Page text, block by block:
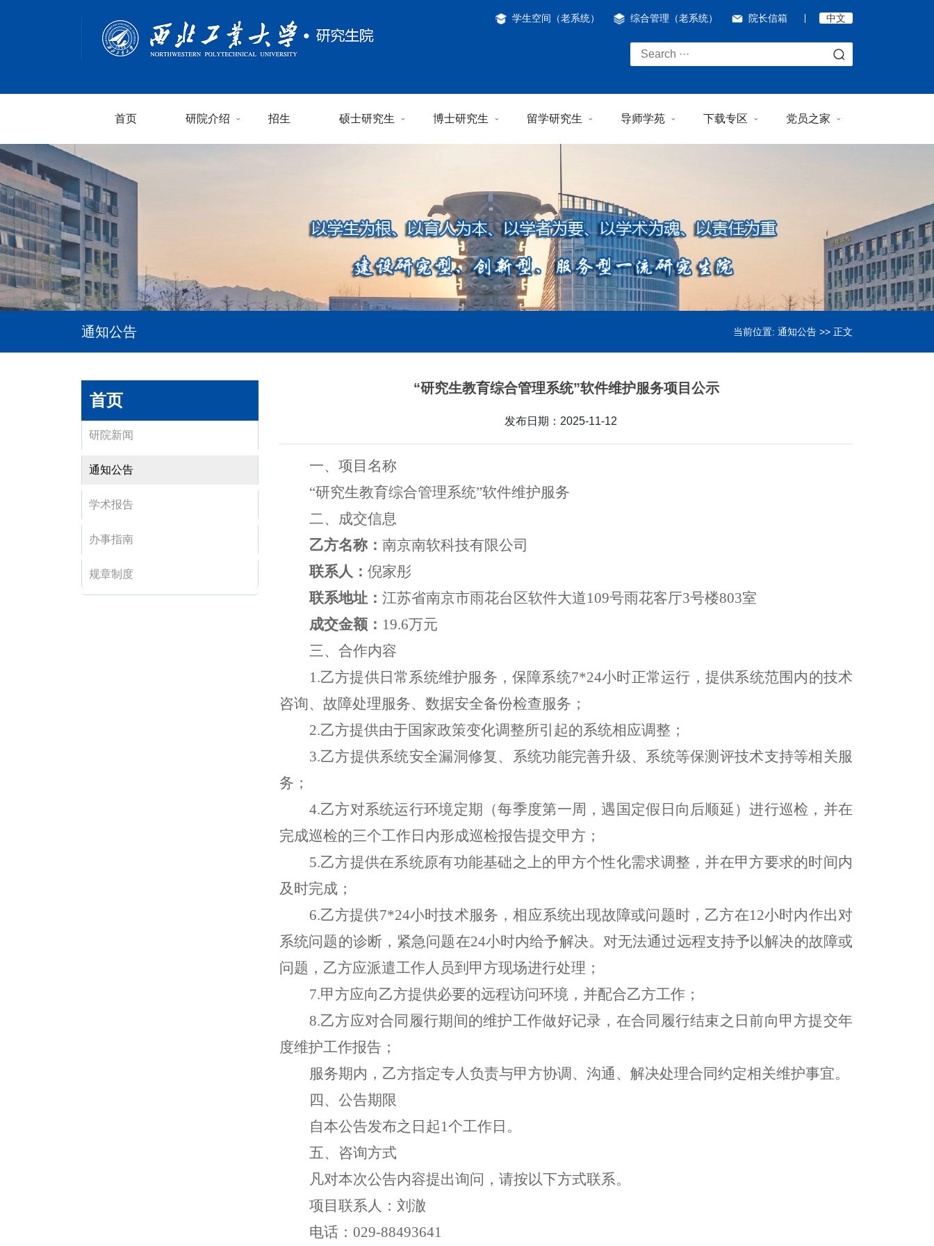
学生空间（老系统） 综合管理（老系统） 院长信箱 中文
首页 研院介绍 招生 硕士研究生 博士研究生 留学研究生 导师学苑 下载专区 党员之家
通知公告 当前位置: 通知公告 >> 正文
首页
研院新闻
通知公告
学术报告
办事指南
规章制度
“研究生教育综合管理系统”软件维护服务项目公示
发布日期： 2025-11-12
一、项目名称
“研究生教育综合管理系统”软件维护服务
二、成交信息
乙方名称： 南京南软科技有限公司
联系人： 倪家彤
联系地址： 江苏省南京市雨花台区软件大道109号雨花客厅3号楼803室
成交金额： 19.6万元
三、合作内容
1.乙方提供日常系统维护服务，保障系统7*24小时正常运行，提供系统范围内的技术
咨询、故障处理服务、数据安全备份检查服务；
2.乙方提供由于国家政策变化调整所引起的系统相应调整；
3.乙方提供系统安全漏洞修复、系统功能完善升级、系统等保测评技术支持等相关服
务；
4.乙方对系统运行环境定期（每季度第一周，遇国定假日向后顺延）进行巡检，并在
完成巡检的三个工作日内形成巡检报告提交甲方；
5.乙方提供在系统原有功能基础之上的甲方个性化需求调整，并在甲方要求的时间内
及时完成；
6.乙方提供7*24小时技术服务 ，相应系统出现故障或问题时，乙方在12小时内作出对
系统问题的诊断，紧急问题在24小时内给予解决。对无法通过远程支持予以解决的故障或
问题，乙方应派遣工作人员到甲方现场进行处理；
7.甲方应向乙方提供必要的远程访问环境，并配合乙方工作；
8.乙方应对合同履行期间的维护工作做好记录，在合同履行结束之日前向甲方提交年
度维护工作报告；
服务期内，乙方指定专人负责与甲方协调、沟通、解决处理合同约定相关维护事宜。
四、公告期限
自本公告发布之日起1个工作日。
五、咨询方式
凡对本次公告内容提出询问，请按以下方式联系。
项目联系人：刘澈
电话：029-88493641